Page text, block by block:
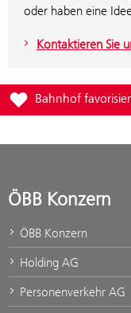
oder haben eine
Kontaktieren Sie
Füge Bahnhof
Bahnhof
ÖBB Konzern
ÖBB Konzern
Holding AG
Personenverkehr AG